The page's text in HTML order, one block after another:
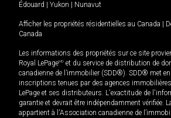
Édouard
Yukon Nunavut
Afficher les propriétés résidentielles au Canada
Canada
Les informations des propriétés sur ce site
Royal LePageMD et du service de distribution de
canadienne de l’immobilier (SDD®). SDD® met en
inscriptions tenues par des agences immobilières
LePage et ses distributeurs. L'exactitude de
garantie et devrait être indépendamment vérifiée.
appartient à l'Association canadienne de